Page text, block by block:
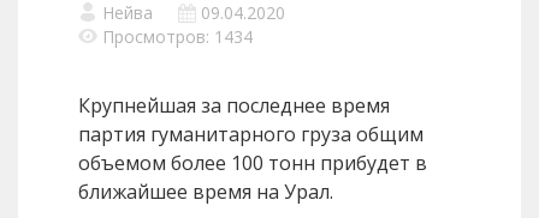
Нейва
09.04.2020
Просмотров: 1434
Крупнейшая за последнее время
партия гуманитарного груза общим
объемом более 100 тонн прибудет в
ближайшее время на Урал.